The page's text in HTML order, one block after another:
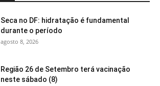
Seca no DF: hidratação é fundamental
durante o período
agosto 8, 2026
Região 26 de Setembro terá vacinação
neste sábado (8)